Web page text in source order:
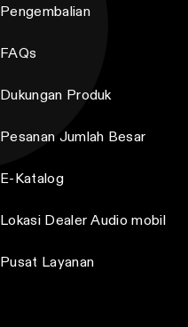
Pengembalian
FAQs
Dukungan Produk
Pesanan Jumlah Besar
E-Katalog
Lokasi Dealer Audio mobil
Pusat Layanan